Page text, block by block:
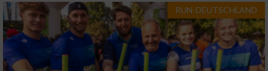
RUN-DEUTSCHLAND